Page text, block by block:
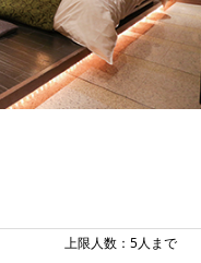
上限人数：5人まで